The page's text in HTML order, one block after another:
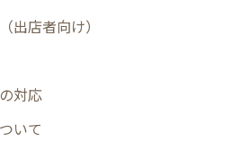
出店者向け）
対応
いて